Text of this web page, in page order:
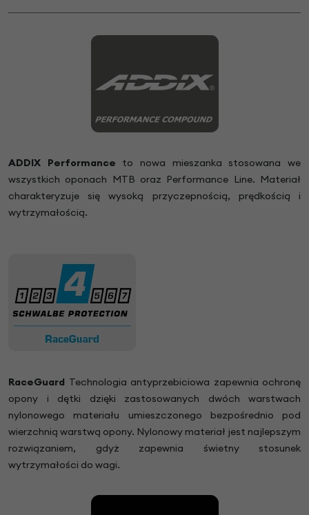
ADDIX Performance to nowa mieszanka stosowana we
wszystkich oponach MTB oraz Performance Line. Materiał
charakteryzuje się wysoką przyczepnością, prędkością i
wytrzymałością.
RaceGuard Technologia antyprzebiciowa zapewnia ochronę
opony i dętki dzięki zastosowanych dwóch warstwach
nylonowego materiału umieszczonego bezpośrednio pod
wierzchnią warstwą opony. Nylonowy materiał jest najlepszym
rozwiązaniem, gdyż zapewnia świetny stosunek
wytrzymałości do wagi.